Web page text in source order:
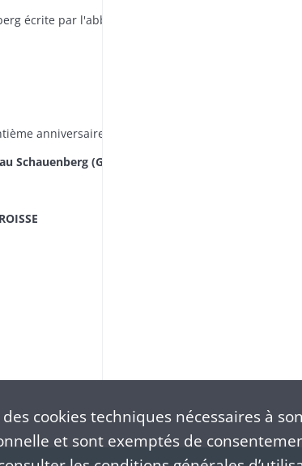
dem schönen Gnadenbild Mariahilf auf dem Schauenberg).
cookiestechniques nécessaires à
et sont exemptés de